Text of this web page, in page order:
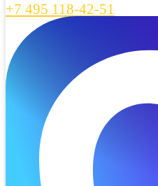
+7 495 118-42-51